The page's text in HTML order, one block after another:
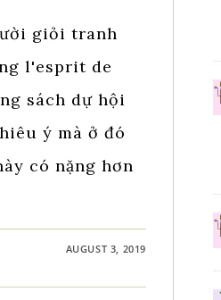
giỏi tranh
l'esprit de
sách dự hội
ý mà ở đó
có nặng hơn
AUGUST 3, 2019